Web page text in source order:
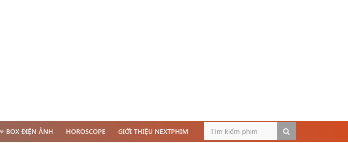
BOX ĐIỆN ẢNH HOROSCOPE GIỚI THIỆU NEXTPHIM